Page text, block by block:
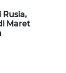
Maret